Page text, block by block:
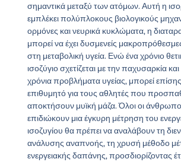
σημαντικά μεταξύ των ατόμων. Αυτή η
εμπλέκει πολύπλοκους βιολογικούς
ορμόνες και νευρικά κυκλώματα, η
μπορεί να έχει δυσμενείς
στη μεταβολική υγεία. Ενώ ένα χρόνιο
ισοζύγιο σχετίζεται με την παχυσαρκία
χρόνια προβλήματα υγείας, μπορεί επίσης
επιθυμητό για τους αθλητές που
αποκτήσουν μυϊκή μάζα. Όλοι οι
επιδιώκουν μια έγκυρη μέτρηση του
ισοζυγίου θα πρέπει να αναλάβουν τη
ανάλυσης αναπνοής, τη χρυσή μέθοδο
ενεργειακής δαπάνης, προσδιορίζοντας